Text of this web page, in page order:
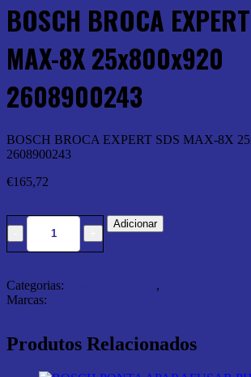
BOSCH BROCA
MAX-8X 25x800x920
2608900243
BOSCH BROCA EXPERT SDS MAX-8X
2608900243
€165,72
Adicionar
Categorias: ,
Marcas:
Produtos Relacionados